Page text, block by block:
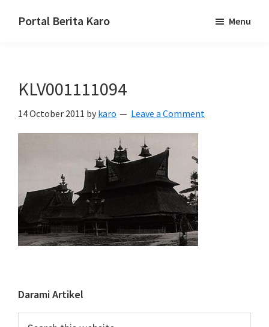
Portal Berita Karo
Karo,
Menu
KLV001111094
14 October 2011 by karo Leave a Comment
Primary
Sidebar
Darami Artikel